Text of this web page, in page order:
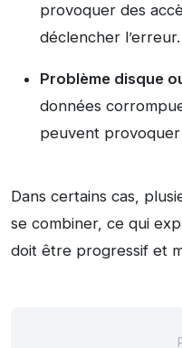
provoquer des
déclencher l’erreur.
Problème disque
données
peuvent provoquer
Dans certains cas,
se combiner, ce qui
doit être progressif et